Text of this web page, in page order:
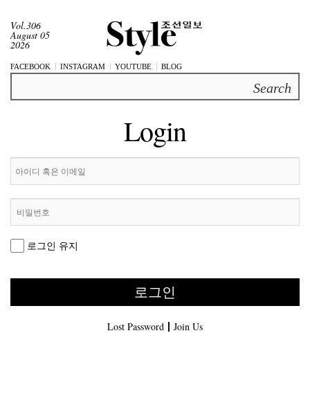
Vol.306
August 05
2026
FACEBOOK INSTAGRAM YOUTUBE BLOG
Login
로그인 유지
Lost Password Join Us